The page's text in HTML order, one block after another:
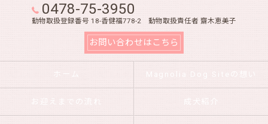
0478-75-3950
動物取扱登録番号 18-香健福778-2 動物取扱責任者 齋木恵美子
お問い合わせはこちら
ホーム Magnolia Dog Siteの想い
お迎えまでの流れ 成犬紹介